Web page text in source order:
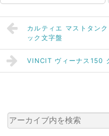
カルティエ マストタン
ック文字盤
VINCIT ヴィーナス150